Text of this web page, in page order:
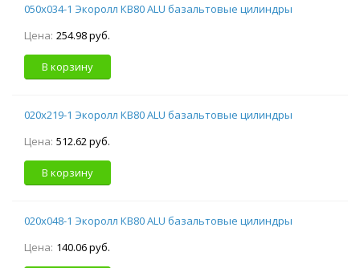
050х034-1 Экоролл КВ80 ALU базальтовые цилиндры
Цена: 254.98 руб.
В корзину
020х219-1 Экоролл КВ80 ALU базальтовые цилиндры
Цена: 512.62 руб.
В корзину
020х048-1 Экоролл КВ80 ALU базальтовые цилиндры
Цена: 140.06 руб.